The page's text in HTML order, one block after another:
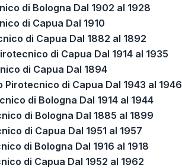
di Bologna Dal 1902 al 1928
di Capua Dal 1910
di Capua Dal 1882 al 1892
di Capua Dal 1914 al 1935
di Capua Dal 1894
Pirotecnico di Capua Dal 1943 al 1946
di Bologna Dal 1914 al 1944
di Bologna Dal 1885 al 1899
di Capua Dal 1951 al 1957
di Bologna Dal 1916 al 1918
di Capua Dal 1952 al 1962